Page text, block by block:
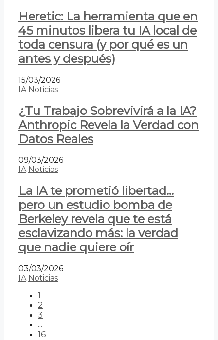
Heretic: La herramienta que en
45 minutos libera tu IA local de
toda censura (y por qué es un
antes y después)
15/03/2026
IA Noticias
¿Tu Trabajo Sobrevivirá a la IA?
Anthropic Revela la Verdad con
Datos Reales
09/03/2026
IA Noticias
La IA te prometió libertad…
pero un estudio bomba de
Berkeley revela que te está
esclavizando más: la verdad
que nadie quiere oír
03/03/2026
IA Noticias
1
2
3
...
16